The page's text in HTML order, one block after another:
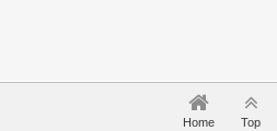
Home Top